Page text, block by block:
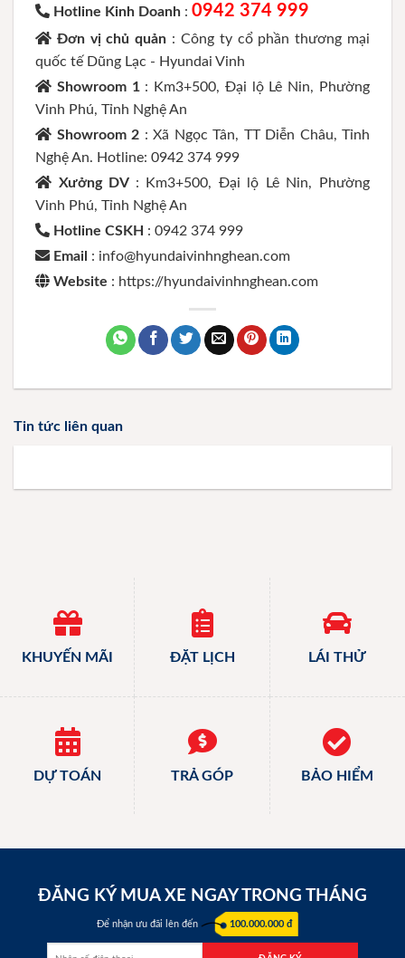
Hotline Kinh Doanh : 0942 374 999
Đơn vị chủ quản : Công ty cổ phần thương mại
quốc tế Dũng Lạc - Hyundai Vinh
Showroom 1 : Km3+500, Đại lộ Lê Nin, Phường
Vinh Phú, Tỉnh Nghệ An
Showroom 2 : Xã Ngọc Tân, TT Diễn Châu, Tỉnh
Nghệ An. Hotline: 0942 374 999
Xưởng DV : Km3+500, Đại lộ Lê Nin, Phường
Vinh Phú, Tỉnh Nghệ An
Hotline CSKH : 0942 374 999
Email : info@hyundaivinhnghean.com
Website : https://hyundaivinhnghean.com
Tin tức liên quan
KHUYẾN MÃI ĐẶT LỊCH LÁI THỬ
DỰ TOÁN TRẢ GÓP BẢO HIỂM
ĐĂNG KÝ MUA XE NGAY TRONG THÁNG
Để nhận ưu đãi lên đến 100.000.000 đ